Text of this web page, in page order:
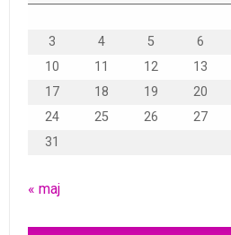
3
4 5 6
10
11 12 13
17
18 19 20
24
25 26 27
31
« maj